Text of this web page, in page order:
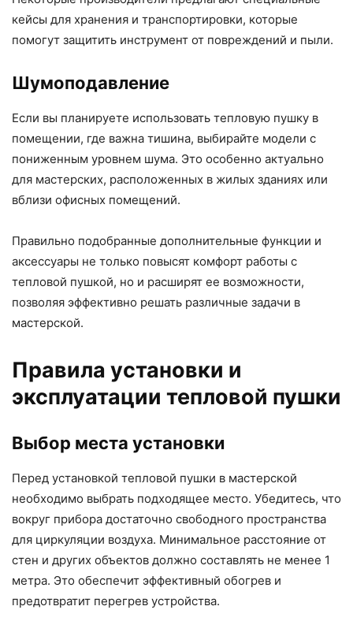
кейсы для хранения и транспортировки, которые
помогут защитить инструмент от повреждений и пыли.
Шумоподавление
Если вы планируете использовать тепловую пушку в
помещении, где важна тишина, выбирайте модели с
пониженным уровнем шума. Это особенно актуально
для мастерских, расположенных в жилых зданиях или
вблизи офисных помещений.
Правильно подобранные дополнительные функции и
аксессуары не только повысят комфорт работы с
тепловой пушкой, но и расширят ее возможности,
позволяя эффективно решать различные задачи в
мастерской.
Правила установки и
эксплуатации тепловой пушки
Выбор места установки
Перед установкой тепловой пушки в мастерской
необходимо выбрать подходящее место. Убедитесь, что
вокруг прибора достаточно свободного пространства
для циркуляции воздуха. Минимальное расстояние от
стен и других объектов должно составлять не менее 1
метра. Это обеспечит эффективный обогрев и
предотвратит перегрев устройства.